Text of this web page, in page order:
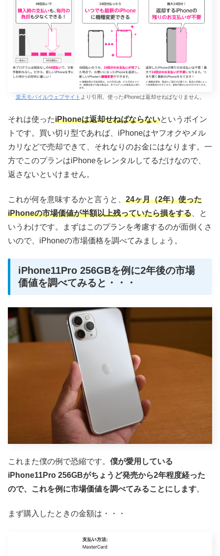
楽天モバイルウェブサイト より引用。使ったiPhoneは返却せねばなりません。
それは使ったiPhoneは返却せねばならないというポイン
トです。買い切り型であれば、iPhoneはヤフオクやメル
カリなどで売却できて、それなりのお金にはなります。一
方でこのプランはiPhoneをレンタルしてるだけなので、
返さないといけません。
これが何を意味するかと言うと、 24ヶ月（2年）使った
iPhoneの市場価値が半額以上残っていたら損をする 、と
いうわけです。まずはこのプランを考慮するのが面倒くさ
いので、iPhoneの市場価格を調べてみましょう。
iPhone11Pro 256GBを例に2年後の市場
価値を調べてみると・・・
これまた僕の例で恐縮です。 僕が愛用している
iPhone11Pro 256GBがちょうど発売から2年程度経った
ので、これを例に市場価値を調べてみることにします。
まず購入したときの金額は・・・